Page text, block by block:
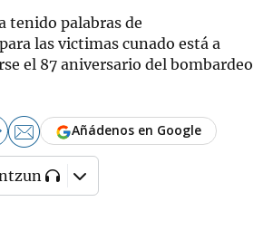
tenido palabras de
las victimas cunado está a
el 87 aniversario del bombardeo
Añádenos en Google